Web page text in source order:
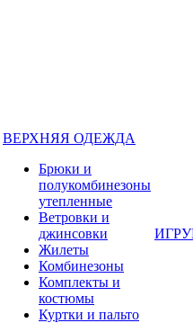
ВЕРХНЯЯ ОДЕЖДА
Брюки и
полукомбинезоны
утепленные
Ветровки и
джинсовки
Жилеты
Комбинезоны
Комплекты и
костюмы
Куртки и пальто